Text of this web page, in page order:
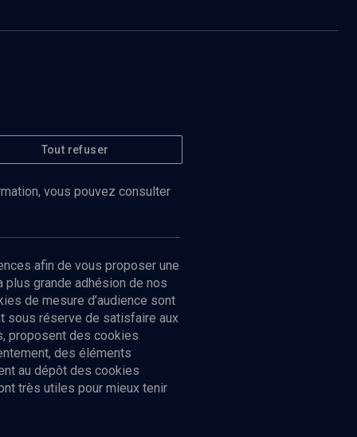
Tout refuser
vous pouvez consulter
afin de vous proposer une
grande adhésion de nos
de mesure d’audience sont
sous réserve de satisfaire aux
proposent des cookies
des éléments
au dépôt des cookies
très utiles pour mieux tenir